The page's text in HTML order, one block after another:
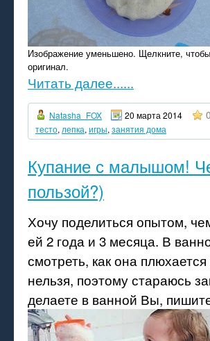
Изображение уменьшено. Щелкните,
оригинал.
Читать далее......
Natasha_FOX 20 марта 2014 0
тесто, лепка, игры, занятия дома
Купание с малышом!
пользой?)
Хочу поделиться опытом,
ей 2 года и 3 месяца. В
смотреть, как она
нельзя, поэтому стараюсь
делаете в ванной Вы,